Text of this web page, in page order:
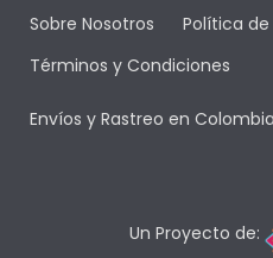
Sobre Nosotros
Política
Términos y Condiciones
Envíos y Rastreo en Colombia
Un Proyecto de: